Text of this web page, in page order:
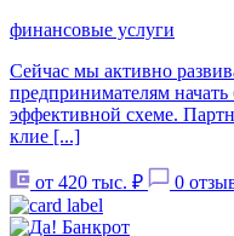
финансовые услуги
Сейчас мы активно
предпринимателям
эффективной схеме.
клие [...]
от 420 тыс. ₽ 0